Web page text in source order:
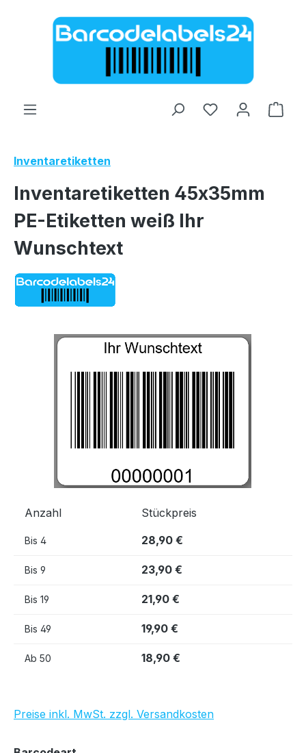
Zum Hauptinhalt springen
Inventaretiketten
Inventaretiketten 45x35mm
PE-Etiketten weiß Ihr
Wunschtext
Bildergalerie überspringen
Anzahl Stückpreis
Bis 4 28,90 €
Bis 9 23,90 €
Bis 19 21,90 €
Bis 49 19,90 €
Ab 50 18,90 €
Preise inkl. MwSt. zzgl. Versandkosten